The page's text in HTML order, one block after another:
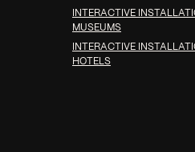
INTERACTIVE
MUSEUMS
INTERACTIVE
HOTELS